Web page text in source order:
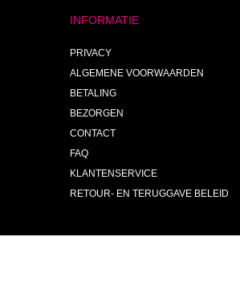
INFORMATIE
PRIVACY
ALGEMENE VOORWAARDEN
BETALING
BEZORGEN
CONTACT
FAQ
KLANTENSERVICE
RETOUR- EN TERUGGAVE BELEID